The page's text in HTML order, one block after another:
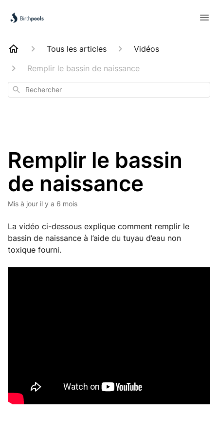
Tous les articles
Vidéos
Remplir le bassin de naissance
Rechercher
Remplir le bassin
de naissance
Mis à jour il y a 6 mois
La vidéo ci-dessous explique comment remplir le
bassin de naissance à l’aide du tuyau d’eau non
toxique fourni.